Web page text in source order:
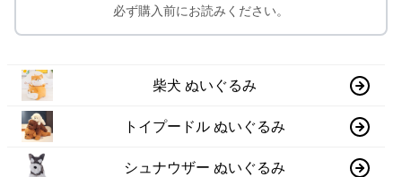
必ず購入前にお読みください。
柴犬 ぬいぐるみ
トイプードル ぬいぐるみ
シュナウザー ぬいぐるみ